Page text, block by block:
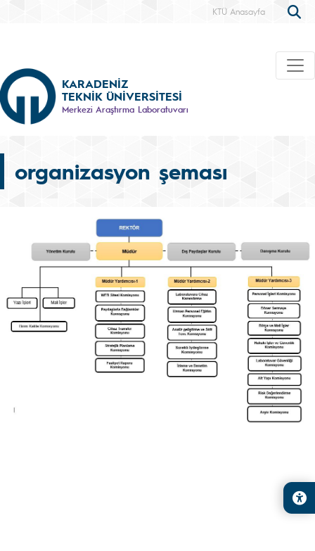
KTÜ Anasayfa
KARADENİZ
TEKNİK ÜNİVERSİTESİ
Merkezi Araştırma Laboratuvarı
organizasyon şeması